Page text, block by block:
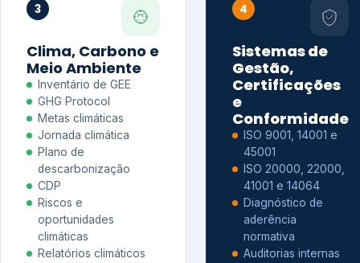
3
Clima, Carbono e
Meio Ambiente
Inventário de GEE
GHG Protocol
Metas climáticas
Jornada climática
Plano de
descarbonização
CDP
Riscos e
oportunidades
climáticas
Relatórios climáticos
4
Sistemas de
Gestão,
Certificações
e
Conformidade
ISO 9001, 14001 e
45001
ISO 20000, 22000,
41001 e 14064
Diagnóstico de
aderência
normativa
Auditorias internas